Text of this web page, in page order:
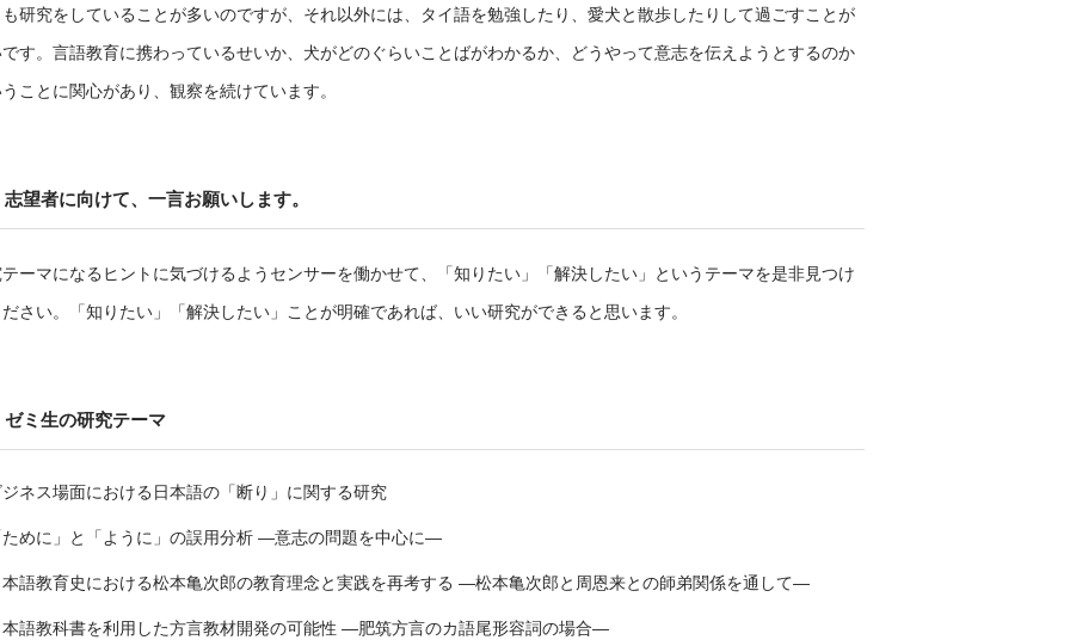
研究をしていることが多いのですが、それ以外には、タイ語を勉強したり、愛犬と散歩したりして過ごすことが
す。言語教育に携わっているせいか、犬がどのぐらいことばがわかるか、どうやって意志を伝えようとするのか
ことに関心があり、観察を続けています。
志望者に向けて、一言お願いします。
ーマになるヒントに気づけるようセンサーを働かせて、「知りたい」「解決したい」というテーマを是非見つけ
さい。「知りたい」「解決したい」ことが明確であれば、いい研究ができると思います。
ゼミ生の研究テーマ
ジネス場面における日本語の「断り」に関する研究
ために」と「ように」の誤用分析 ―意志の問題を中心に―
本語教育史における松本亀次郎の教育理念と実践を再考する ―松本亀次郎と周恩来との師弟関係を通して―
本語教科書を利用した方言教材開発の可能性 ―肥筑方言のカ語尾形容詞の場合―